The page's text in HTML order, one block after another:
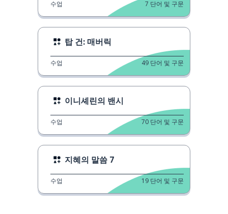
수업 7 단어 및 구문
탑 건: 매버릭
수업 49 단어 및 구문
이니셰린의 밴시
수업 70 단어 및 구문
지혜의 말씀 7
수업 19 단어 및 구문